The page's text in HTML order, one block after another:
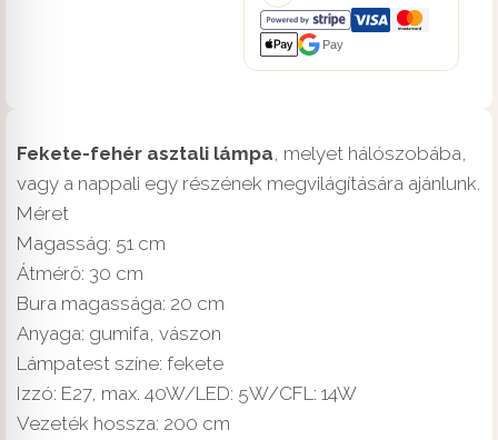
Pay
Fekete-fehér asztali lámpa, melyet hálószobába,
vagy a nappali egy részének megvilágítására ajánlunk.
Méret
Magasság: 51 cm
Átmérő: 30 cm
Bura magassága: 20 cm
Anyaga: gumifa, vászon
Lámpatest színe: fekete
Izzó: E27, max. 40W/LED: 5W/CFL: 14W
Vezeték hossza: 200 cm